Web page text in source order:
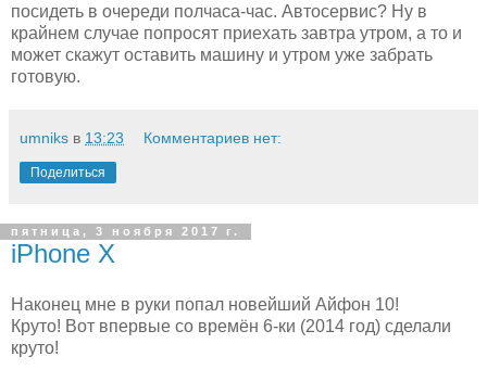
посидеть в очереди полчаса-час. Автосервис? Ну в
крайнем случае попросят приехать завтра утром, а то и
может скажут оставить машину и утром уже забрать
готовую.
umniks в 13:23 Комментариев нет:
Поделиться
пятница, 3 ноября 2017 г.
iPhone X
Наконец мне в руки попал новейший Айфон 10!
Круто! Вот впервые со времён 6-ки (2014 год) сделали
круто!